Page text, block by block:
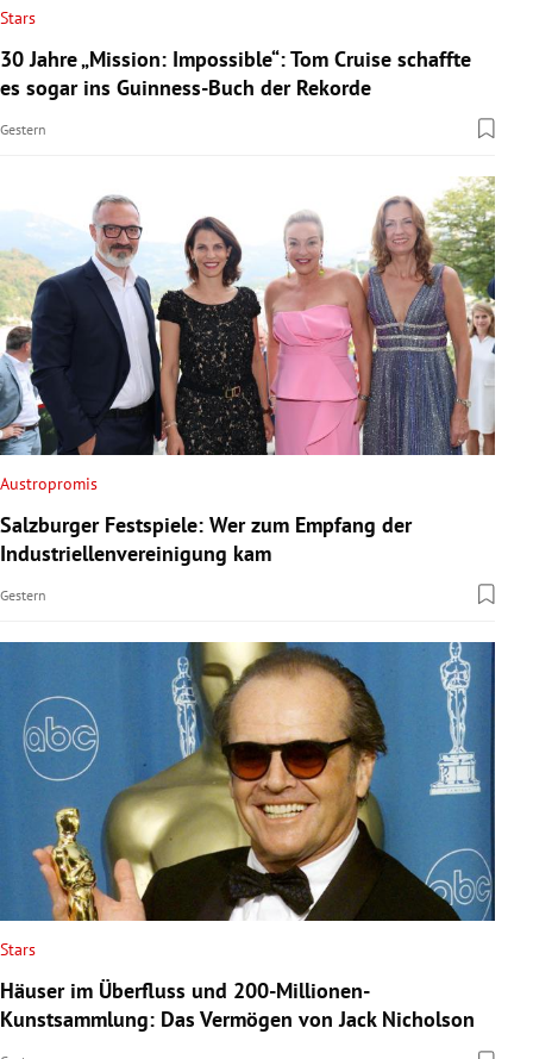
Stars
30 Jahre „Mission: Impossible“: Tom Cruise schaffte
es sogar ins Guinness-Buch der Rekorde
Gestern
Austropromis
Salzburger Festspiele: Wer zum Empfang der
Industriellenvereinigung kam
Gestern
Stars
Häuser im Überfluss und 200-Millionen-
Kunstsammlung: Das Vermögen von Jack Nicholson